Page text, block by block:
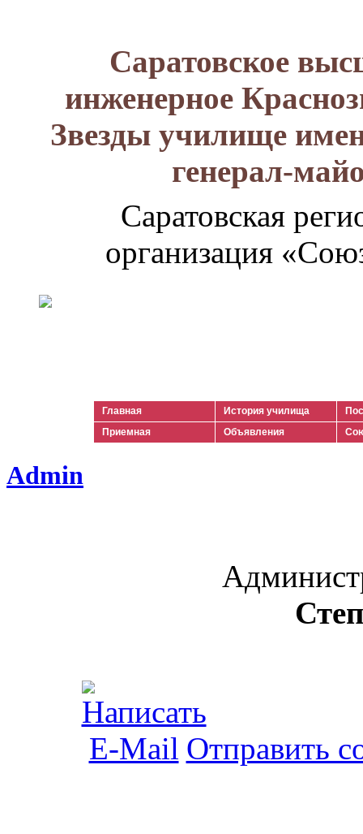
Саратовское
инженерное
Звезды училище
генерал-
Саратовская
организация
Главная История училища
Приемная
Объявления
Admin
Отправить